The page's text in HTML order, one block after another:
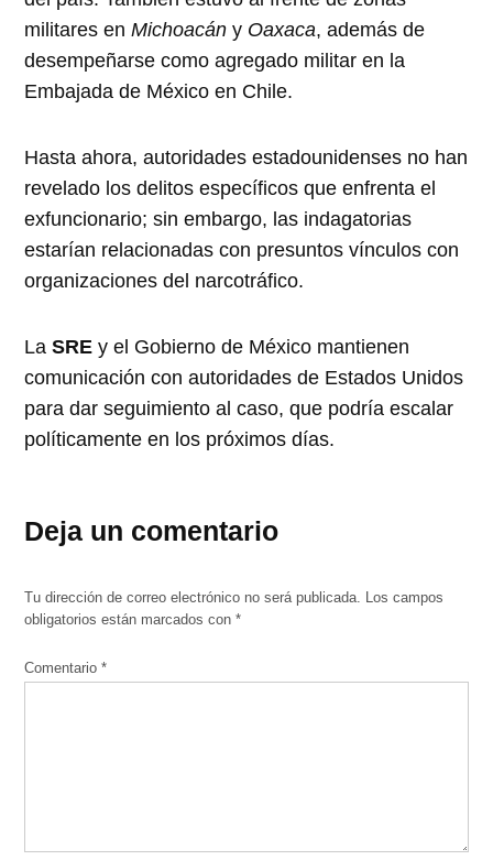
militares enMichoacán y Oaxaca, además de
desempeñarse como agregado militar en la
Embajada de México en Chile.
Hasta ahora, autoridades estadounidenses no han
revelado los delitos específicos que enfrenta el
exfuncionario; sin embargo, las indagatorias
estarían relacionadas con presuntos vínculos con
organizaciones del narcotráfico.
LaSRE y el Gobierno de México mantienen
comunicación con autoridades de Estados Unidos
para dar seguimiento al caso, que podría escalar
políticamente en los próximos días.
Deja un comentario
Tu dirección de correo electrónico no será publicada. Los campos
obligatorios están marcados con*
Comentario*